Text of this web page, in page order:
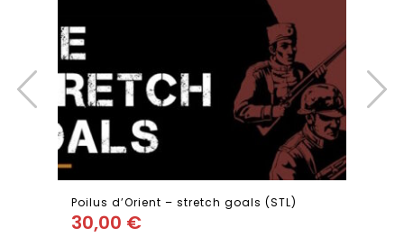
Poilus d’Orient – stretch goals (STL)
30,00 €